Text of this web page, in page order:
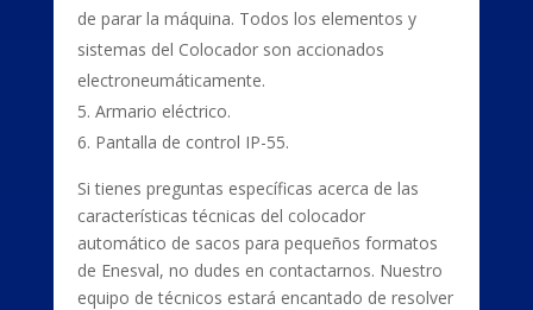
de parar la máquina. Todos los elementos y
sistemas del Colocador son accionados
electroneumáticamente.
Armario eléctrico.
Pantalla de control IP-55.
Si tienes preguntas específicas acerca de las
características técnicas del colocador
automático de sacos para pequeños formatos
de Enesval, no dudes en contactarnos. Nuestro
equipo de técnicos estará encantado de resolver